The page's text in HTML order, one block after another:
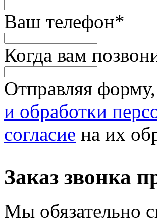
Ваш телефон*
Когда вам
Отправляя
и обработки
согласие на их
Заказ звонка
Мы обязательно